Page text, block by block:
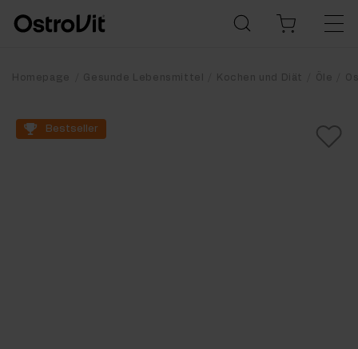
Homepage Gesunde Lebensmittel Kochen und Diät Öle
Bestseller